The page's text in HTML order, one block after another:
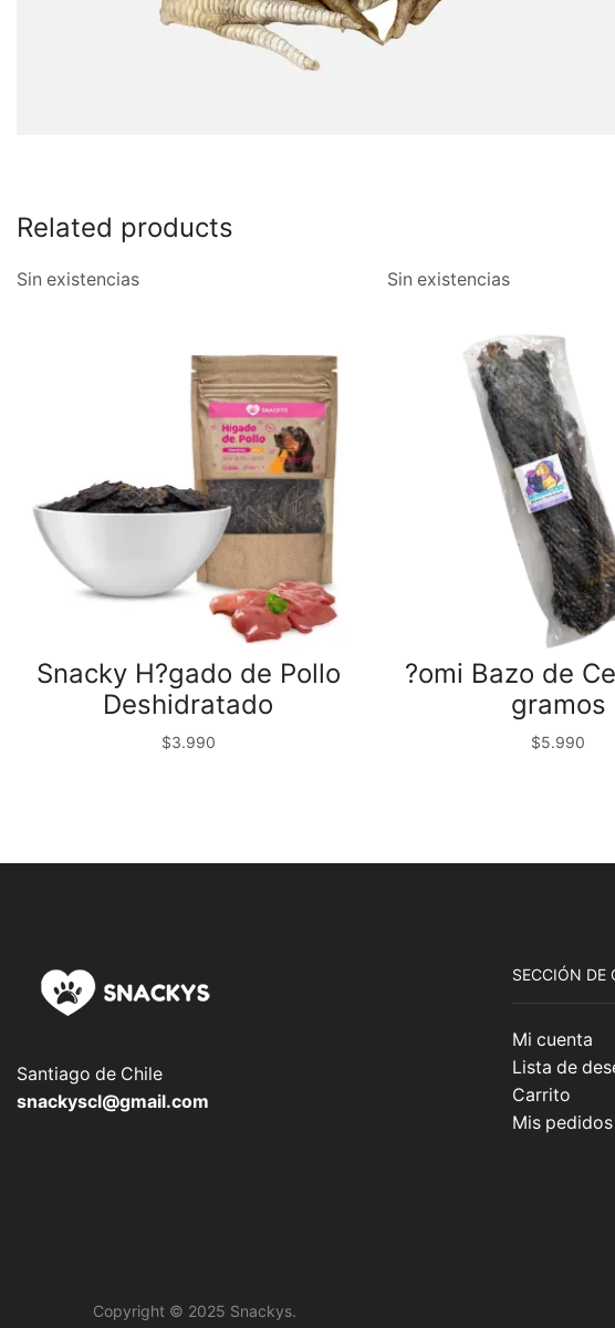
Related products
Sin existencias
Snacky H?gado de Pollo
Deshidratado
$3.990
Sin existencias
?omi Bazo de
gramos
$5.990
Santiago de Chile
snackyscl@gmail.com
SECCIÓN DE
Mi cuenta
Lista de
Carrito
Mis pedidos
Copyright © 2025 Snackys.